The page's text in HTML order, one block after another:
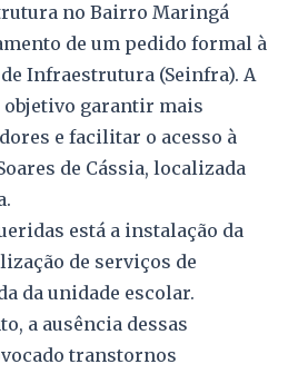
no Bairro Maringá
de um pedido formal à
Infraestrutura (Seinfra). A
garantir mais
e facilitar o acesso à
de Cássia, localizada
está a instalação da
de serviços de
da unidade escolar.
a ausência dessas
transtornos